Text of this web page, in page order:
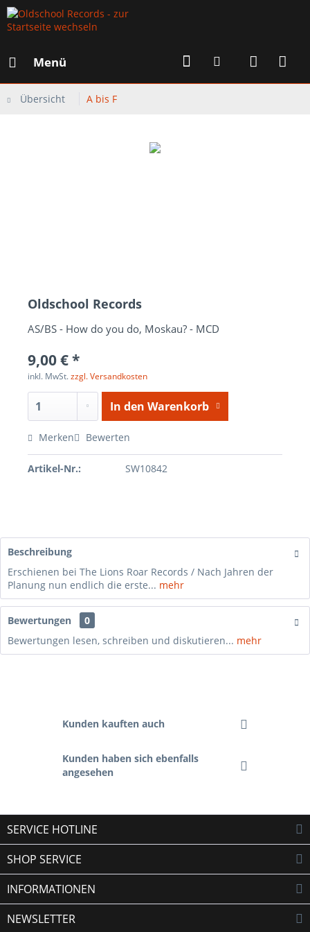
Menü
Übersicht A bis F
Oldschool Records
AS/BS - How do you do, Moskau? - MCD
9,00 € *
inkl. MwSt.zzgl. Versandkosten
In den Warenkorb
Merken Bewerten
Artikel-Nr.: SW10842
Beschreibung
Erschienen bei The Lions Roar Records / Nach Jahren der
Planung nun endlich die erste... mehr
Bewertungen
0
Bewertungen lesen, schreiben und diskutieren... mehr
Kunden kauften auch
Kunden haben sich ebenfalls
angesehen
SERVICE HOTLINE
SHOP SERVICE
INFORMATIONEN
NEWSLETTER